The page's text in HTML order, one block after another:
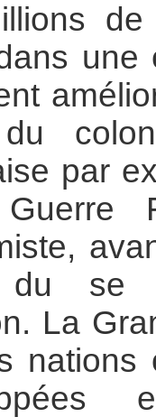
de
une
par
du se
La